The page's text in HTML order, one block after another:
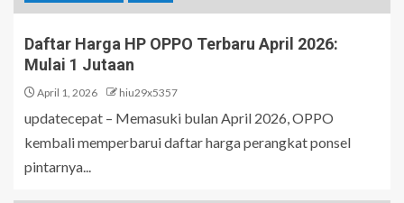
Daftar Harga HP OPPO Terbaru April 2026:
Mulai 1 Jutaan
April 1, 2026 hiu29x5357
updatecepat – Memasuki bulan April 2026, OPPO
kembali memperbarui daftar harga perangkat ponsel
pintarnya...